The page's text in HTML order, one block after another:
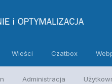
Administracja
Wieści Czatbox